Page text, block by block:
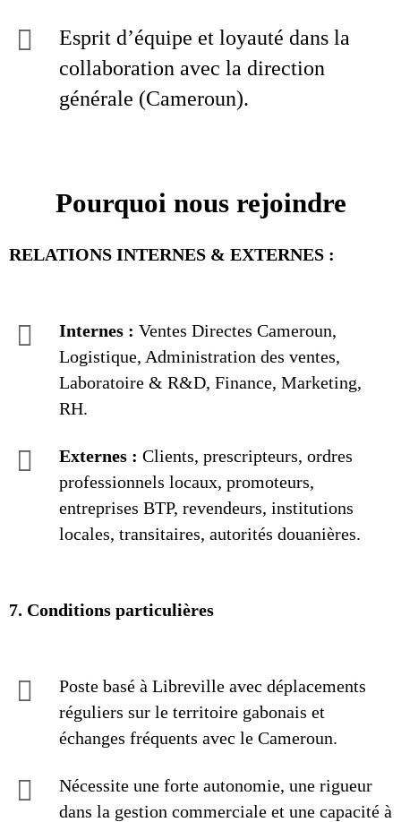
Esprit d’équipe et loyauté dans la
collaboration avec la direction
générale (Cameroun).
Pourquoi nous rejoindre
RELATIONS INTERNES & EXTERNES :
Internes : Ventes Directes Cameroun,
Logistique, Administration des ventes,
Laboratoire & R&D, Finance, Marketing,
RH.
Externes : Clients, prescripteurs, ordres
professionnels locaux, promoteurs,
entreprises BTP, revendeurs, institutions
locales, transitaires, autorités douanières.
7. Conditions particulières
Poste basé à Libreville avec déplacements
réguliers sur le territoire gabonais et
échanges fréquents avec le Cameroun.
Nécessite une forte autonomie, une rigueur
dans la gestion commerciale et une capacité à